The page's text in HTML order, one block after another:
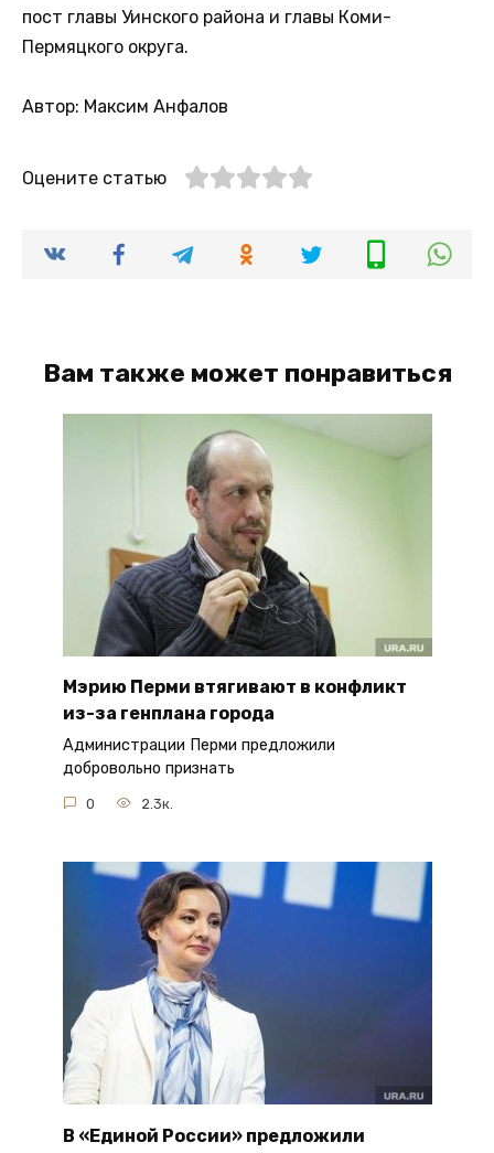
пост главы Уинского района и главы Коми-
Пермяцкого округа.
Автор: Максим Анфалов
Оцените статью
Вам также может понравиться
Мэрию Перми втягивают в конфликт
из-за генплана города
Администрации Перми предложили
добровольно признать
0 2.3к.
В «Единой России» предложили